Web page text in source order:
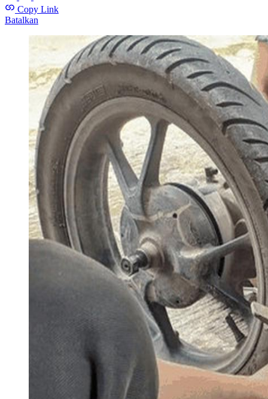
Copy Link
Batalkan